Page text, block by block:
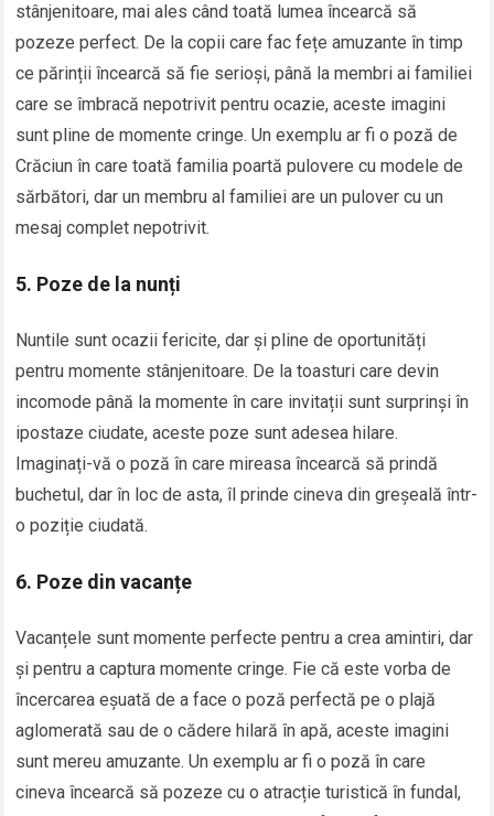
stânjenitoare, mai ales când toată lumea încearcă să
pozeze perfect. De la copii care fac fețe amuzante în timp
ce părinții încearcă să fie serioși, până la membri ai familiei
care se îmbracă nepotrivit pentru ocazie, aceste imagini
sunt pline de momente cringe. Un exemplu ar fi o poză de
Crăciun în care toată familia poartă pulovere cu modele de
sărbători, dar un membru al familiei are un pulover cu un
mesaj complet nepotrivit.
5. Poze de la nunți
Nuntile sunt ocazii fericite, dar și pline de oportunități
pentru momente stânjenitoare. De la toasturi care devin
incomode până la momente în care invitații sunt surprinși în
ipostaze ciudate, aceste poze sunt adesea hilare.
Imaginați-vă o poză în care mireasa încearcă să prindă
buchetul, dar în loc de asta, îl prinde cineva din greșeală într-
o poziție ciudată.
6. Poze din vacanțe
Vacanțele sunt momente perfecte pentru a crea amintiri, dar
și pentru a captura momente cringe. Fie că este vorba de
încercarea eșuată de a face o poză perfectă pe o plajă
aglomerată sau de o cădere hilară în apă, aceste imagini
sunt mereu amuzante. Un exemplu ar fi o poză în care
cineva încearcă să pozeze cu o atracție turistică în fundal,